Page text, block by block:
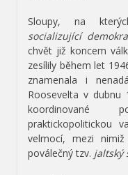
Sloupy, na
socializující
chvět již koncem
zesílily během let
znamenala i
Roosevelta v dubnu
koordinované
praktickopolitickou
velmocí, mezi
poválečný tzv. jaltský